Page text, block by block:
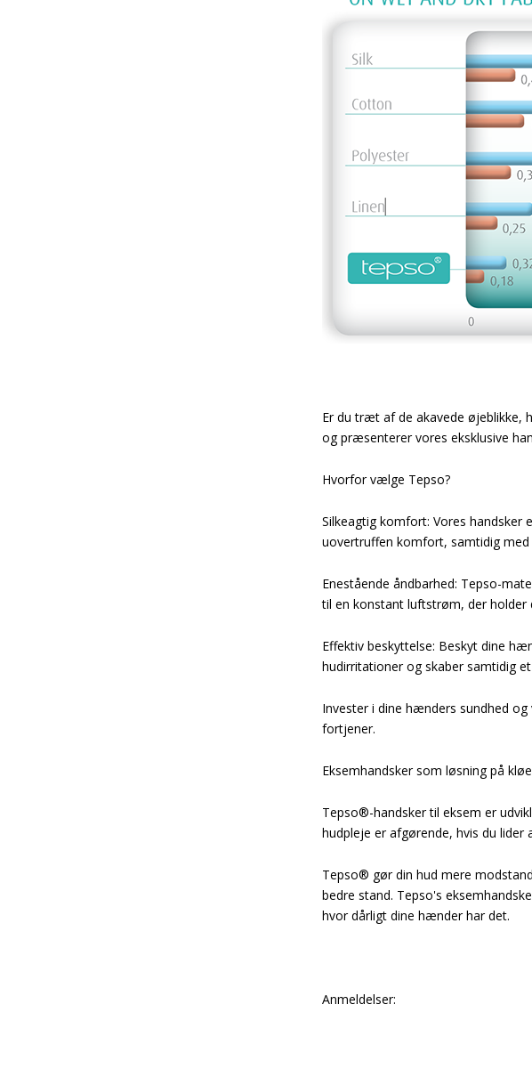
Er du træt af de akavede øjeblikke,
og præsenterer vores eksklusive
Hvorfor vælge Tepso?
Silkeagtig komfort: Vores
uovertruffen komfort, samtidig
Enestående åndbarhed: Tepso-
til en konstant luftstrøm, der holder
Effektiv beskyttelse: Beskyt dine
hudirritationer og skaber samtidig
Invester i dine hænders sundhed
fortjener.
Eksemhandsker som løsning på
Tepso®-handsker til eksem er
hudpleje er afgørende, hvis du lider
Tepso® gør din hud mere
bedre stand. Tepso's
hvor dårligt dine hænder har det.
Anmeldelser: